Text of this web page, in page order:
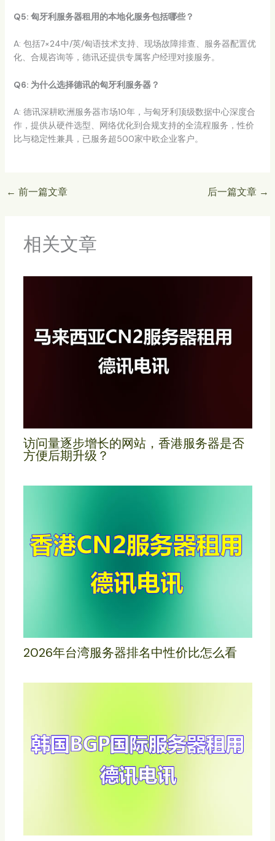
Q5: 匈牙利服务器租用的本地化服务包括哪些？
A: 包括7×24中/英/匈语技术支持、现场故障排查、服务器配置优
化、合规咨询等，德讯还提供专属客户经理对接服务。
Q6: 为什么选择德讯的匈牙利服务器？
A: 德讯深耕欧洲服务器市场10年，与匈牙利顶级数据中心深度合
作，提供从硬件选型、网络优化到合规支持的全流程服务，性价
比与稳定性兼具，已服务超500家中欧企业客户。
← 前一篇文章 后一篇文章 →
相关文章
访问量逐步增长的网站，香港服务器是否
方便后期升级？
2026年台湾服务器排名中性价比怎么看